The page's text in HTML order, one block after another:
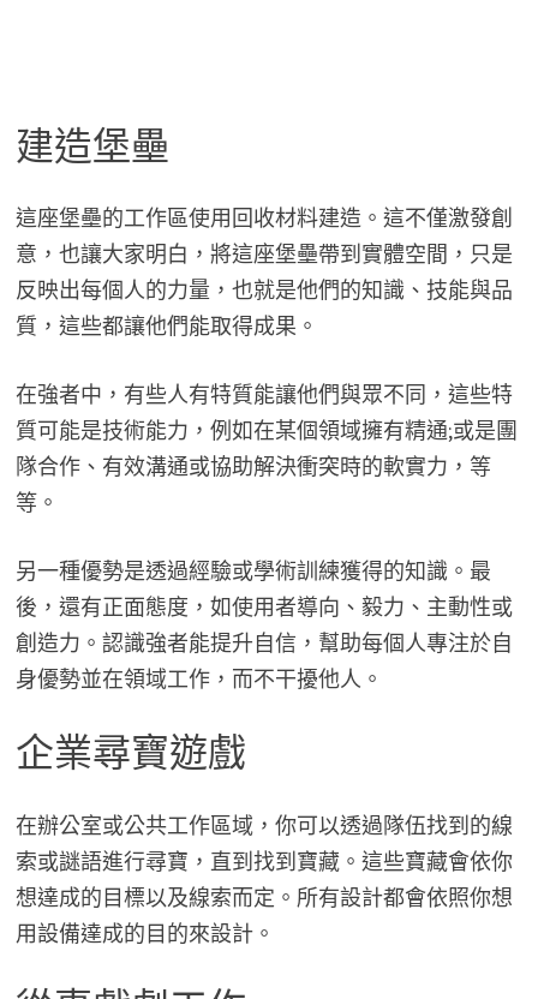
建造堡壘
這座堡壘的工作區使用回收材料建造。這不僅激發創
意，也讓大家明白，將這座堡壘帶到實體空間，只是
反映出每個人的力量，也就是他們的知識、技能與品
質，這些都讓他們能取得成果。
在強者中，有些人有特質能讓他們與眾不同，這些特
質可能是技術能力，例如在某個領域擁有精通;或是團
隊合作、有效溝通或協助解決衝突時的軟實力，等
等。
另一種優勢是透過經驗或學術訓練獲得的知識。最
後，還有正面態度，如使用者導向、毅力、主動性或
創造力。認識強者能提升自信，幫助每個人專注於自
身優勢並在領域工作，而不干擾他人。
企業尋寶遊戲
在辦公室或公共工作區域，你可以透過隊伍找到的線
索或謎語進行尋寶，直到找到寶藏。這些寶藏會依你
想達成的目標以及線索而定。所有設計都會依照你想
用設備達成的目的來設計。